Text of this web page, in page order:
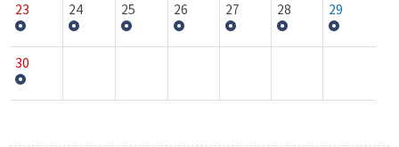
23 24 25 26 27 28 29
30